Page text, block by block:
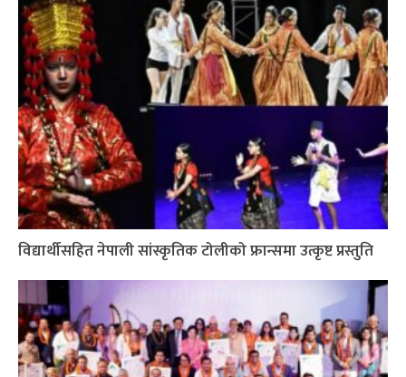
विद्यार्थीसहित नेपाली सांस्कृतिक टोलीको फ्रान्समा उत्कृष्ट प्रस्तुति